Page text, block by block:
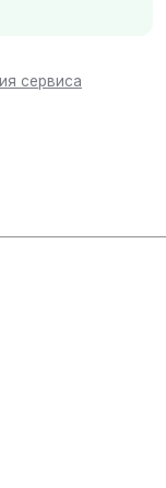
сервиса